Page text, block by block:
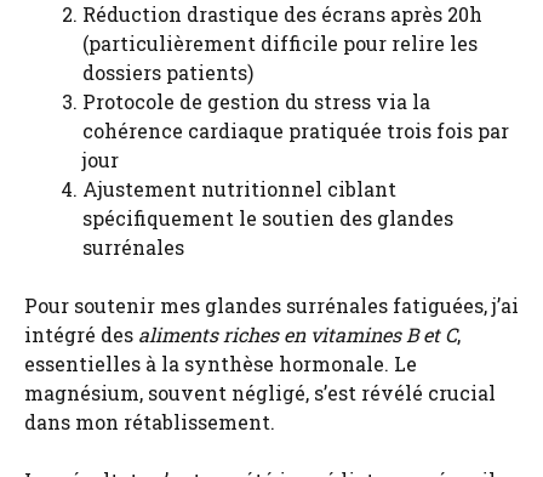
Réduction drastique des écrans après 20h
(particulièrement difficile pour relire les
dossiers patients)
Protocole de gestion du stress via la
cohérence cardiaque pratiquée trois fois par
jour
Ajustement nutritionnel ciblant
spécifiquement le soutien des glandes
surrénales
Pour soutenir mes glandes surrénales fatiguées, j’ai
intégré des aliments riches en vitamines B et C,
essentielles à la synthèse hormonale. Le
magnésium, souvent négligé, s’est révélé crucial
dans mon rétablissement.